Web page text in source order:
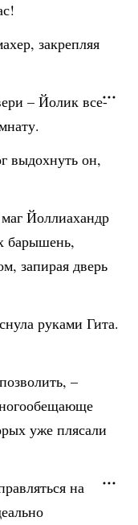
закрепляя
– Йолик все-
выдохнуть он,
Йоллиахандр
барышень,
запирая дверь
руками Гита.
–
уже плясали
на